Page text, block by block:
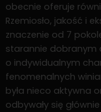
obecnie oferuje
Rzemiosło, jakość i
znaczenie od 7
starannie dobranym
o indywidualnym
fenomenalnych
była nieco aktywna
odbywały się